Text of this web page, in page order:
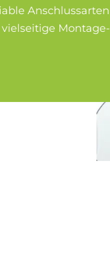
Anschlussarten
Montage-